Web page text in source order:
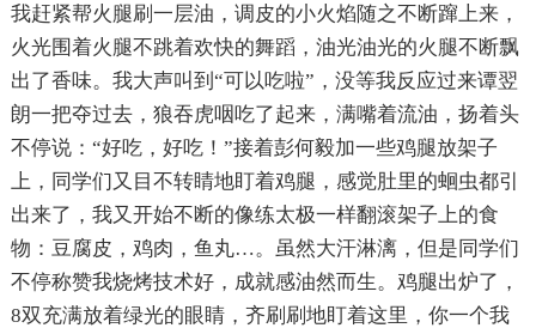
我赶紧帮火腿刷一层油，调皮的小火焰随之不断蹿上来，
火光围着火腿不跳着欢快的舞蹈，油光油光的火腿不断飘
出了香味。我大声叫到“可以吃啦”，没等我反应过来谭翌
朗一把夺过去，狼吞虎咽吃了起来，满嘴着流油，扬着头
不停说：“好吃，好吃！”接着彭何毅加一些鸡腿放架子
上，同学们又目不转睛地盯着鸡腿，感觉肚里的蛔虫都引
出来了，我又开始不断的像练太极一样翻滚架子上的食
物：豆腐皮，鸡肉，鱼丸…。虽然大汗淋漓，但是同学们
不停称赞我烧烤技术好，成就感油然而生。鸡腿出炉了，
8双充满放着绿光的眼睛，齐刷刷地盯着这里，你一个我